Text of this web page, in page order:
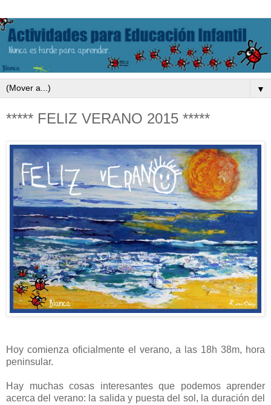
▼
***** FELIZ VERANO 2015 *****
Hoy comienza oficialmente el verano, a las 18h 38m, hora
peninsular.
Hay muchas cosas interesantes que podemos aprender
acerca del verano: la salida y puesta del sol, la duración del